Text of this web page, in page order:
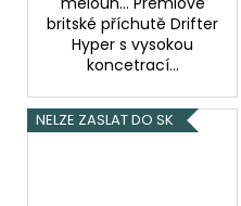
britské příchutě Drifter
Hyper s vysokou
koncetrací...
NELZE ZASLAT DO SK